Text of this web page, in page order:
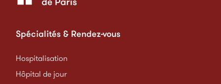
Spécialités & Rendez-vous
Hospitalisation
Hôpital de jour